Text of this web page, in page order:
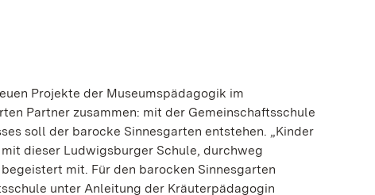
Projekte der Museumspädagogik im
Partner zusammen: mit der Gemeinschaftsschule
soll der barocke Sinnesgarten entstehen. „Kinder
dieser Ludwigsburger Schule, durchweg
mit. Für den barocken Sinnesgarten
unter Anleitung der Kräuterpädagogin